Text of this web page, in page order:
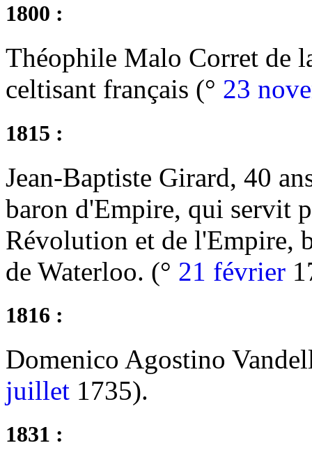
1800 :
Théophile Malo Corret de
celtisant français (° 23
1815 :
Jean-Baptiste Girard, 40
baron d'Empire, qui servit
Révolution et de l'Empire,
de Waterloo. (° 21 février
1816 :
Domenico Agostino
juillet 1735).
1831 :